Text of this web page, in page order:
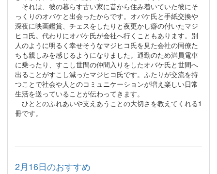
それは、彼の暮らす古い家に昔から住み着いていた彼にそ
っくりのオバケと出会ったからです。オバケ氏と手紙交換や
深夜に映画鑑賞、チェスをしたりと夜更かし癖の付いたマジ
ヒコ氏。代わりにオバケ氏が会社へ行くこともあります。別
人のように明るく幸せそうなマジヒコ氏を見た会社の同僚た
ちも親しみを感じるようになりました。通勤のため満員電車
に乗ったり、すこし世間の仲間入りをしたオバケ氏と世間へ
出ることがすこし減ったマジヒコ氏です。ふたりが交流を持
つことで社会や人とのコミュニケーションが増え楽しい日常
生活を送っていることが伝わってきます。
ひととのふれあいや支えあうことの大切さを教えてくれる1
冊です。
2月16日のおすすめ